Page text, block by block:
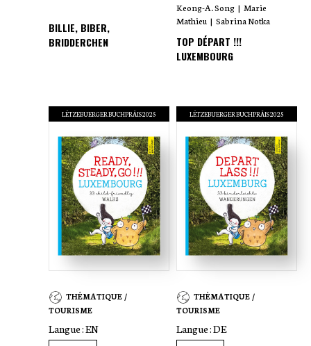
BILLIE, BIBER,
BRIDDERCHEN
Keong-A. Song | Marie
Mathieu | Sabrina Notka
TOP DÉPART !!!
LUXEMBOURG
LËTZEBUERGER BUCHPRÄIS 2025
THÉMATIQUE /
TOURISME
Langue :EN
LËTZEBUERGER BUCHPRÄIS 2025
THÉMATIQUE /
TOURISME
Langue :DE